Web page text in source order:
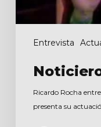
Entrevista
Ricardo Rocha
presenta su